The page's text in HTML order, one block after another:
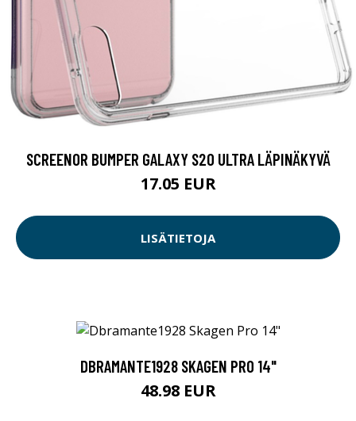
SCREENOR BUMPER GALAXY S20 ULTRA LÄPINÄKYVÄ
17.05 EUR
LISÄTIETOJA
DBRAMANTE1928 SKAGEN PRO 14"
48.98 EUR